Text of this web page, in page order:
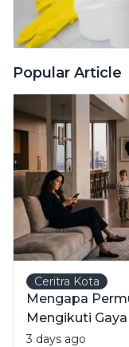
Popular Article
Ceritra Kota
Mengapa
Mengikuti
3 days ago